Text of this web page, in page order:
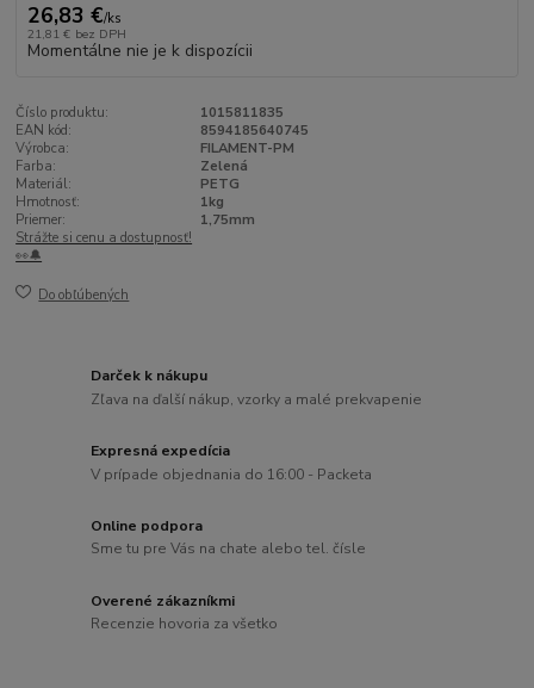
26,83 €/ks
21,81 € bez DPH
Momentálne nie je k dispozícii
Číslo produktu:
1015811835
EAN kód:
8594185640745
Výrobca:
FILAMENT-PM
Farba:
Zelená
Materiál:
PETG
Hmotnosť:
1kg
Priemer:
1,75mm
Strážte si cenu a dostupnosť!
👀🔔
Do obľúbených
Darček k nákupu
Zľava na ďalší nákup, vzorky a malé prekvapenie
Expresná expedícia
V prípade objednania do 16:00 - Packeta
Online podpora
Sme tu pre Vás na chate alebo tel. čísle
Overené zákazníkmi
Recenzie hovoria za všetko